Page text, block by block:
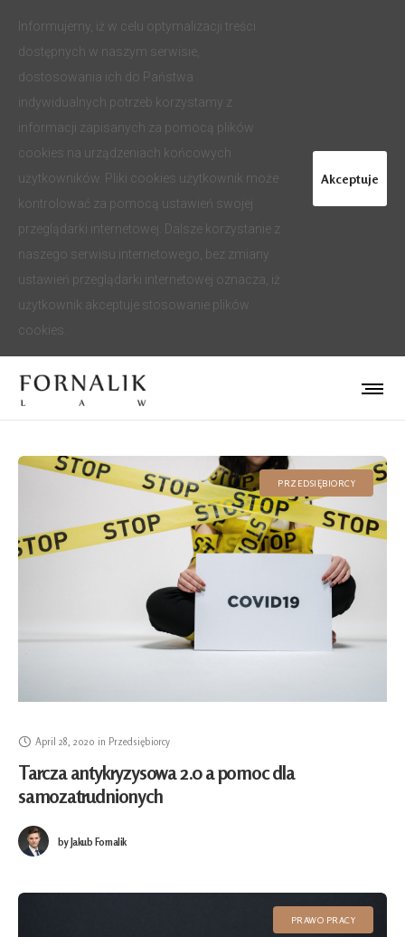
PRZEDSIĘBIORCY
April 28, 2020 in Przedsiębiorcy
Tarcza antykryzysowa 2.0 a pomoc dla
samozatrudnionych
byJakub Fornalik
PRAWO PRACY
Informujemy, iż w celu optymalizacji treści
dostępnych w naszym serwisie,
dostosowania ich do Państwa
indywidualnych potrzeb korzystamy z
informacji zapisanych za pomocą plików
cookies na urządzeniach końcowych
użytkowników. Pliki cookies użytkownik może
kontrolować za pomocą ustawień swojej
przeglądarki internetowej. Dalsze korzystanie z
naszego serwisu internetowego, bez zmiany
ustawień przeglądarki internetowej oznacza, iż
użytkownik akceptuje stosowanie plików
cookies.
Akceptuje